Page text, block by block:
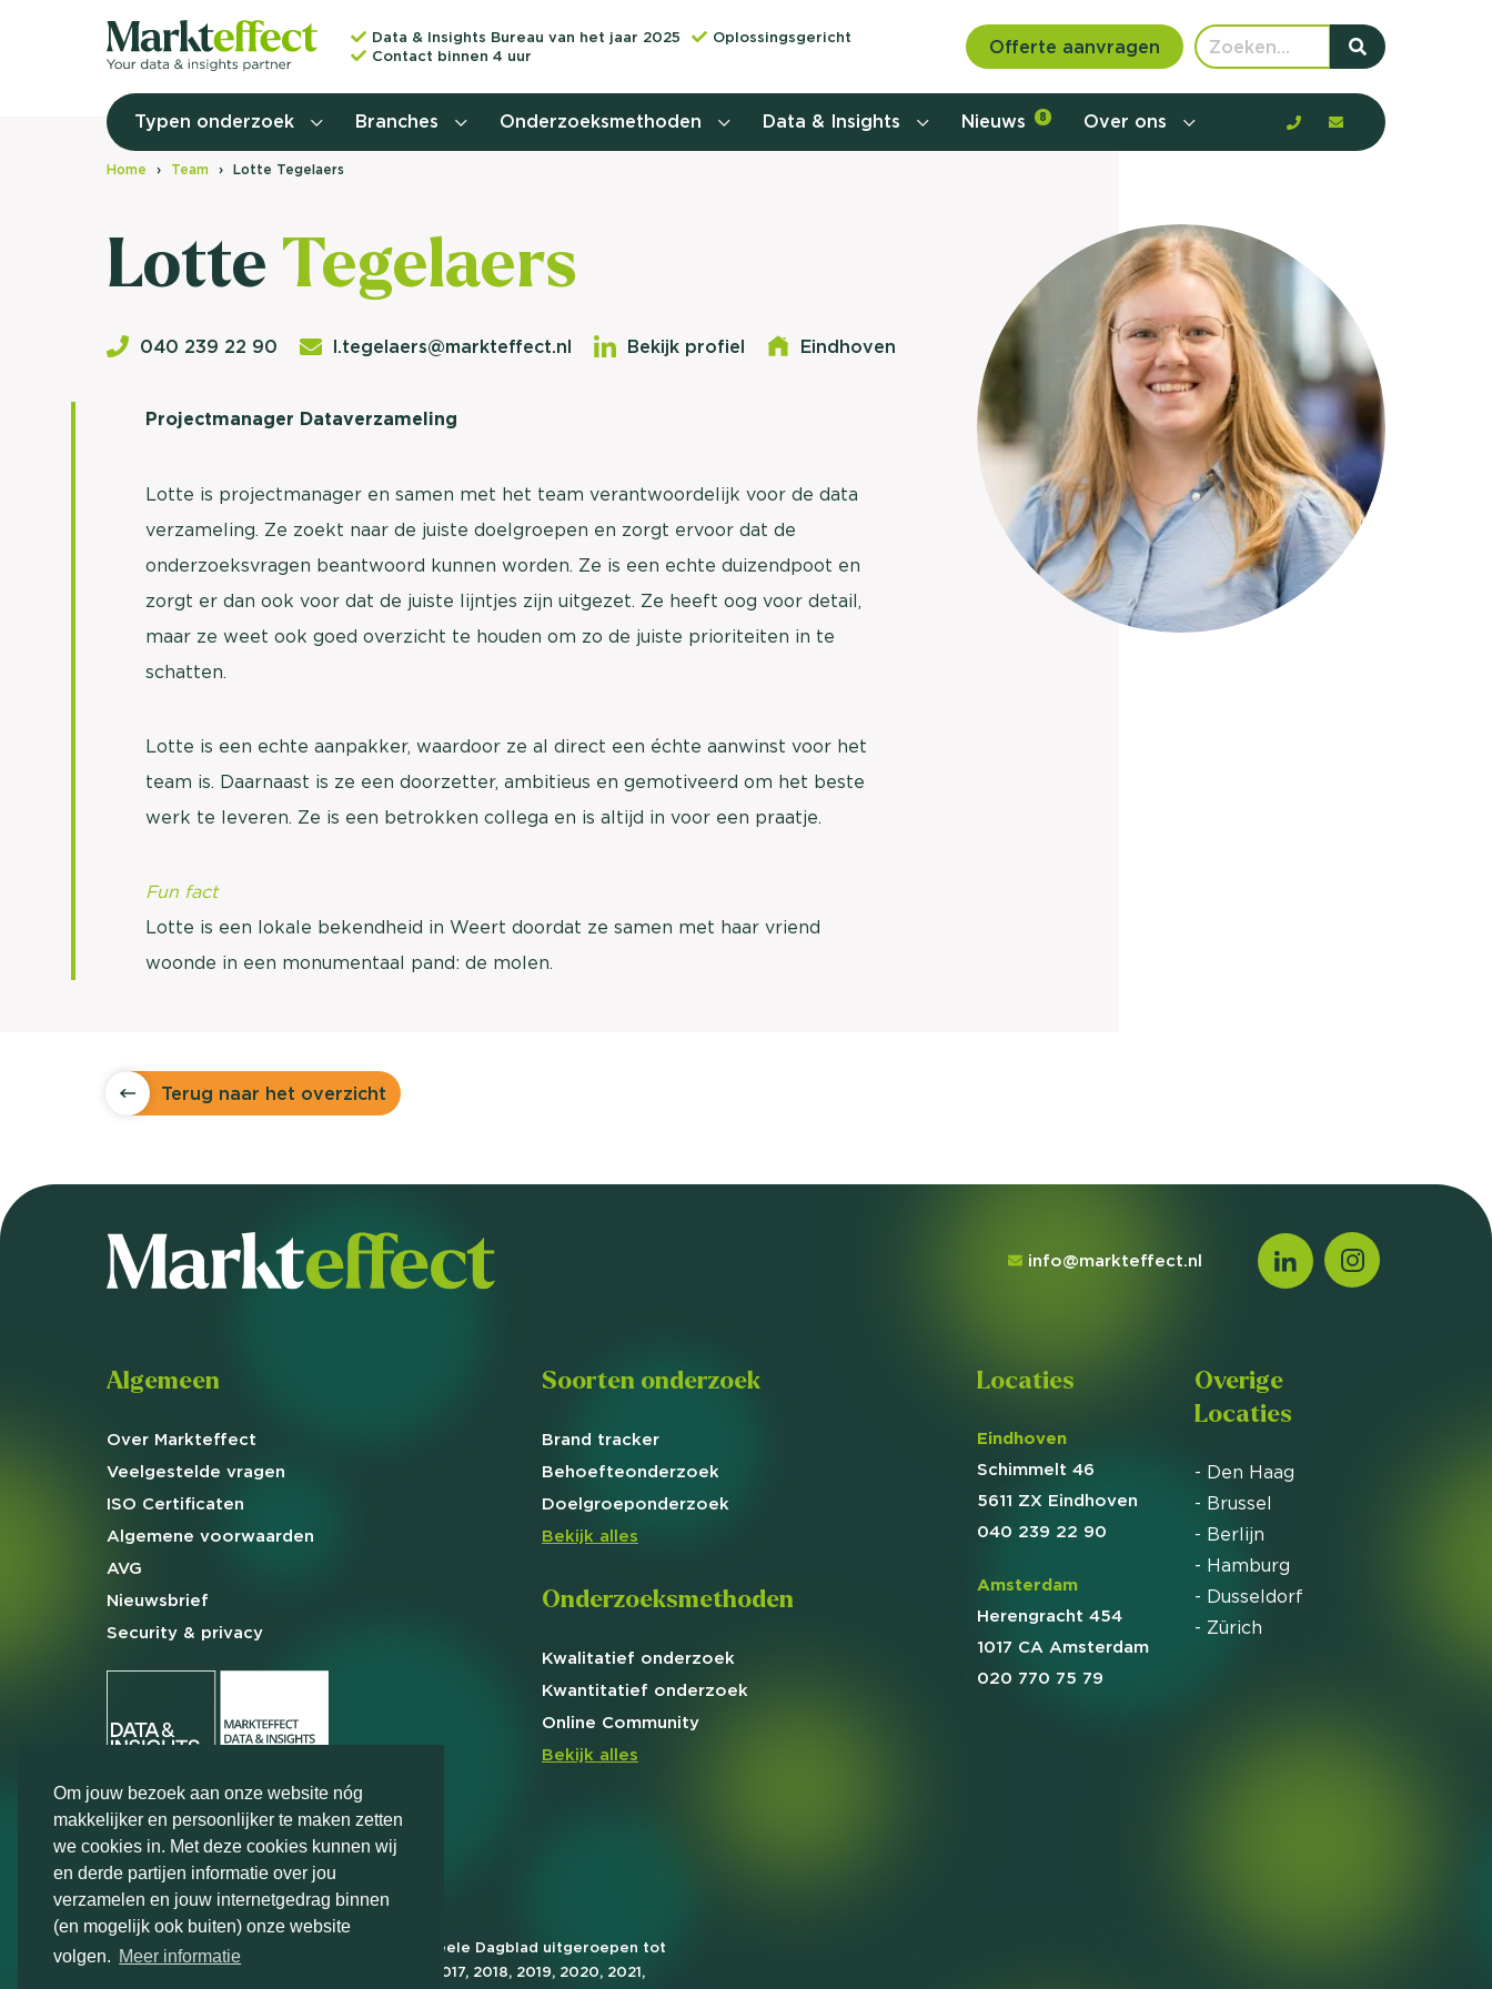
Om jouw bezoek aan onze website nóg
makkelijker en persoonlijker te maken zetten
we cookies in. Met deze cookies kunnen wij
en derde partijen informatie over jou
verzamelen en jouw internetgedrag binnen
(en mogelijk ook buiten) onze website
volgen. Meer informatie
Data & Insights Bureau van het jaar 2025
Oplossingsgericht
Contact binnen 4 uur
Offerte aanvragen
Typen onderzoek
Customer journey onderzoek
Onderzoek (NSKO)
Usage & attitude onderzoek
UX-onderzoek
Bekijk meer >
Relevantere communicatie en aanbod door de
customer journey, de barrières en gedrag in kaart te
brengen. Benieuwd hoe?
Client Consultant
Branches Onderzoeksmethoden Data & Insights Nieuws 8 Over ons
Home Team Lotte Tegelaers
Lotte Tegelaers
040 239 22 90 l.tegelaers@markteffect.nl Bekijk profiel Eindhoven
Projectmanager Dataverzameling
Lotte is projectmanager en samen met het team verantwoordelijk voor de data
verzameling. Ze zoekt naar de juiste doelgroepen en zorgt ervoor dat de
onderzoeksvragen beantwoord kunnen worden. Ze is een echte duizendpoot en
zorgt er dan ook voor dat de juiste lijntjes zijn uitgezet. Ze heeft oog voor detail,
maar ze weet ook goed overzicht te houden om zo de juiste prioriteiten in te
schatten.
Lotte is een echte aanpakker, waardoor ze al direct een échte aanwinst voor het
team is. Daarnaast is ze een doorzetter, ambitieus en gemotiveerd om het beste
werk te leveren. Ze is een betrokken collega en is altijd in voor een praatje.
Fun fact
Lotte is een lokale bekendheid in Weert doordat ze samen met haar vriend
woonde in een monumentaal pand: de molen.
Terug naar het overzicht
info@markteffect.nl
Algemeen
Over Markteffect
Veelgestelde vragen
ISO Certificaten
Algemene voorwaarden
AVG
Nieuwsbrief
Security & privacy
Soorten onderzoek
Brand tracker
Behoefteonderzoek
Doelgroeponderzoek
Bekijk alles
Onderzoeksmethoden
Kwalitatief onderzoek
Kwantitatief onderzoek
Online Community
Bekijk alles
Locaties
Eindhoven
Schimmelt 46
5611 ZX Eindhoven
040 239 22 90
Amsterdam
Herengracht 454
1017 CA Amsterdam
020 770 75 79
Overige
Locaties
- Den Haag
- Brussel
- Berlijn
- Hamburg
- Dusseldorf
- Zürich
Markteffect is door het Financieele Dagblad uitgeroepen tot
FD Gazelle in 2012, 2015, 2016, 2017, 2018, 2019, 2020, 2021,